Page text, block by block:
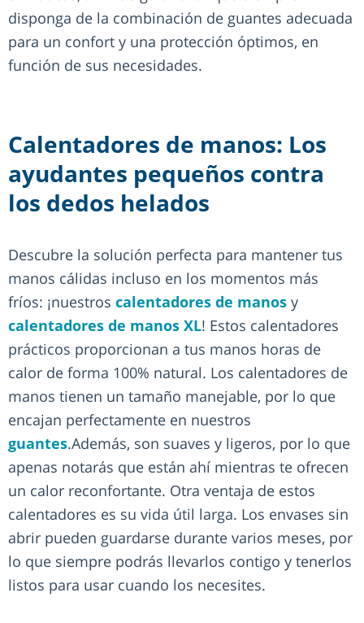
disponga de la combinación de guantes adecuada
para un confort y una protección óptimos, en
función de sus necesidades.
Calentadores de manos: Los
ayudantes pequeños contra
los dedos helados
Descubre la solución perfecta para mantener tus
manos cálidas incluso en los momentos más
fríos: ¡nuestros calentadores de manos y
calentadores de manos XL! Estos calentadores
prácticos proporcionan a tus manos horas de
calor de forma 100% natural. Los calentadores de
manos tienen un tamaño manejable, por lo que
encajan perfectamente en nuestros
guantes.Además, son suaves y ligeros, por lo que
apenas notarás que están ahí mientras te ofrecen
un calor reconfortante. Otra ventaja de estos
calentadores es su vida útil larga. Los envases sin
abrir pueden guardarse durante varios meses, por
lo que siempre podrás llevarlos contigo y tenerlos
listos para usar cuando los necesites.